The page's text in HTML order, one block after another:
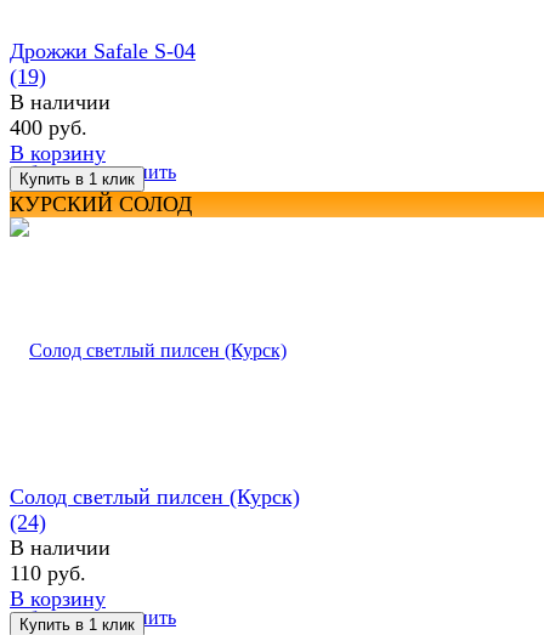
избранное сравнить
Дрожжи Safale S-04
(19)
В наличии
400 руб.
В корзину
КУРСКИЙ СОЛОД
избранное сравнить
Солод светлый пилсен (Курск)
(24)
В наличии
110 руб.
В корзину